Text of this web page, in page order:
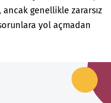
genellikle zararsız
yol açmadan